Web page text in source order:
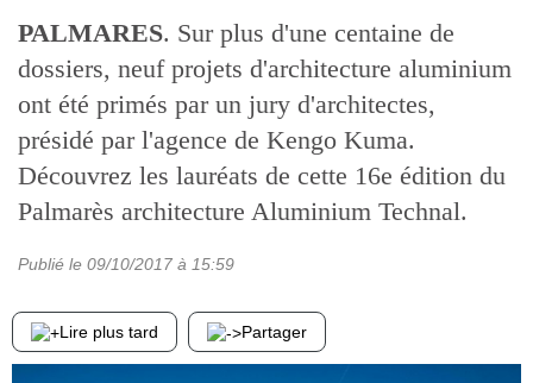
PALMARES. Sur plus d'une centaine de
dossiers, neuf projets d'architecture aluminium
ont été primés par un jury d'architectes,
présidé par l'agence de Kengo Kuma.
Découvrez les lauréats de cette 16e édition du
Palmarès architecture Aluminium Technal.
Publié le 09/10/2017 à 15:59
Lire plus tard Partager